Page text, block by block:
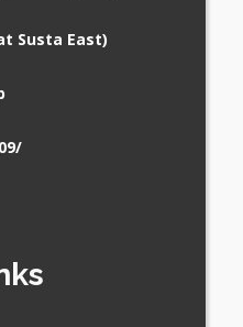
Susta East)